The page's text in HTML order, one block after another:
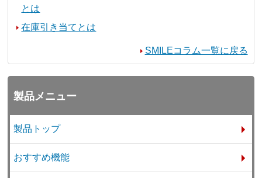
とは
在庫引き当てとは
SMILEコラム一覧に戻る
製品メニュー
製品トップ
おすすめ機能